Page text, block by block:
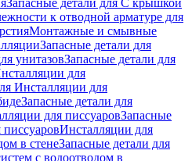
Запасные детали для С крышкой
к отводной арматуре для
Монтажные и смывные
Запасные детали для
унитазовЗапасные детали для
для
Инсталляции для
Запасные детали для
для писсуаровЗапасные
Инсталляции для
в стенеЗапасные детали для
с водоотводом в